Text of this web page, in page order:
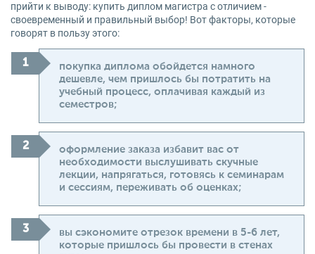
прийти к выводу: купить диплом магистра с отличием -
своевременный и правильный выбор! Вот факторы, которые
говорят в пользу этого:
покупка диплома обойдется намного
дешевле, чем пришлось бы потратить на
учебный процесс, оплачивая каждый из
семестров;
оформление заказа избавит вас от
необходимости выслушивать скучные
лекции, напрягаться, готовясь к семинарам
и сессиям, переживать об оценках;
вы сэкономите отрезок времени в 5-6 лет,
которые пришлось бы провести в стенах